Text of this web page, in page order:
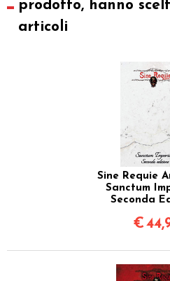
prodotto, hanno
articoli
Sine Requie
Sanctum
Seconda
€